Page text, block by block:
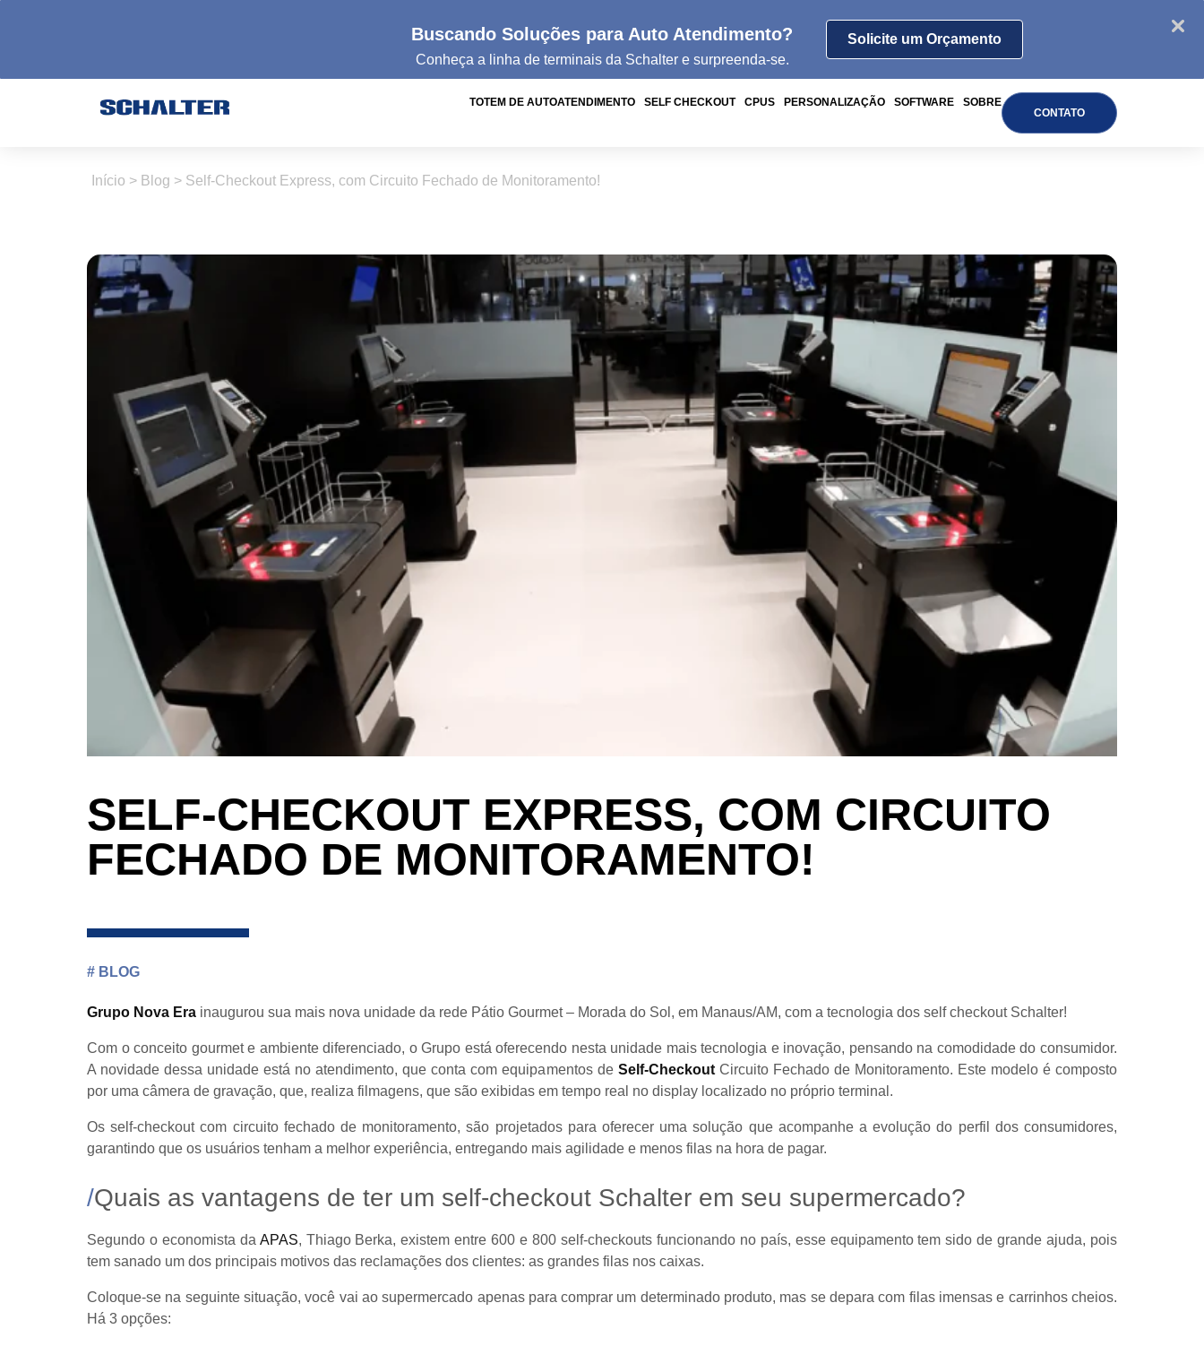
Buscando Soluções para Auto Atendimento?
Conheça a linha de terminais da Schalter e surpreenda-se.
Solicite um Orçamento
TOTEM DE AUTOATENDIMENTO SELF CHECKOUT CPUS PERSONALIZAÇÃO SOFTWARE
SOBRE
CONTATO
Início > Blog > Self-Checkout Express, com Circuito Fechado de Monitoramento!
SELF-CHECKOUT EXPRESS, COM CIRCUITO
FECHADO DE MONITORAMENTO!
# BLOG
Grupo Nova Era inaugurou sua mais nova unidade da rede Pátio Gourmet – Morada do Sol, em Manaus/AM, com a tecnologia dos self checkout Schalter!
Com o conceito gourmet e ambiente diferenciado, o Grupo está oferecendo nesta unidade mais tecnologia e inovação, pensando na comodidade do consumidor.
A novidade dessa unidade está no atendimento, que conta com equipamentos deSelf-Checkout Circuito Fechado de Monitoramento. Este modelo é composto
por uma câmera de gravação, que, realiza filmagens, que são exibidas em tempo real no display localizado no próprio terminal.
Os self-checkout com circuito fechado de monitoramento, são projetados para oferecer uma solução que acompanhe a evolução do perfil dos consumidores,
garantindo que os usuários tenham a melhor experiência, entregando mais agilidade e menos filas na hora de pagar.
Quais as vantagens de ter um self-checkout Schalter em seu supermercado?
Segundo o economista da APAS, Thiago Berka, existem entre 600 e 800 self-checkouts funcionando no país, esse equipamento tem sido de grande ajuda, pois
tem sanado um dos principais motivos das reclamações dos clientes: as grandes filas nos caixas.
Coloque-se na seguinte situação, você vai ao supermercado apenas para comprar um determinado produto, mas se depara com filas imensas e carrinhos cheios.
Há 3 opções: